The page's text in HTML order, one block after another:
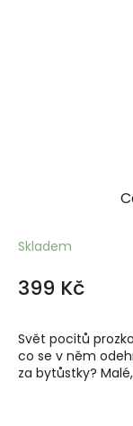
Skladem
399 Kč
Svět pocitů
co se v něm
za bytůstky?